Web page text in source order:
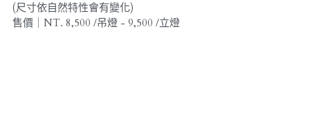
(尺寸依自然特性會有變化)
售價｜NT. 8,500 /吊燈 - 9,500 /立燈